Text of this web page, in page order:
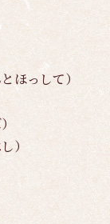
ほっして）
）